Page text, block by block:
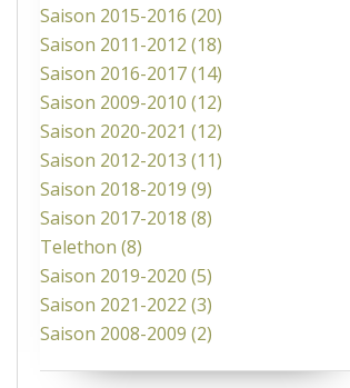
Saison 2015-2016 (20)
Saison 2011-2012 (18)
Saison 2016-2017(14)
Saison 2009-2010 (12)
Saison 2020-2021 (12)
Saison 2012-2013 (11)
Saison 2018-2019 (9)
Saison 2017-2018 (8)
Telethon (8)
Saison 2019-2020 (5)
Saison 2021-2022 (3)
Saison 2008-2009 (2)